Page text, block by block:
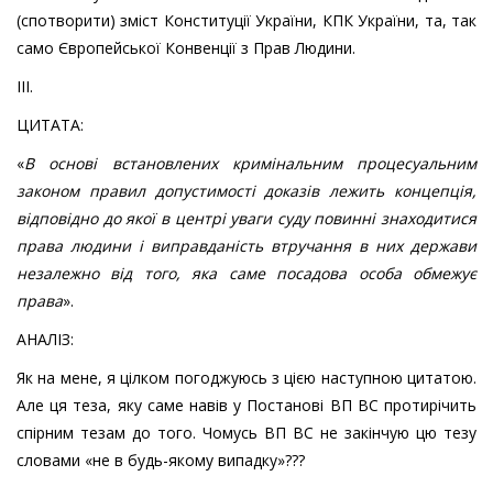
(спотворити) зміст Конституції України, КПК України, та, так
само Європейської Конвенції з Прав Людини.
ІІІ.
ЦИТАТА:
«В основі встановлених кримінальним процесуальним
законом правил допустимості доказів лежить концепція,
відповідно до якої в центрі уваги суду повинні знаходитися
права людини і виправданість втручання в них держави
незалежно від того, яка саме посадова особа обмежує
права».
АНАЛІЗ:
Як на мене, я цілком погоджуюсь з цією наступною цитатою.
Але ця теза, яку саме навів у Постанові ВП ВС протирічить
спірним тезам до того. Чомусь ВП ВС не закінчую цю тезу
словами «не в будь-якому випадку»???